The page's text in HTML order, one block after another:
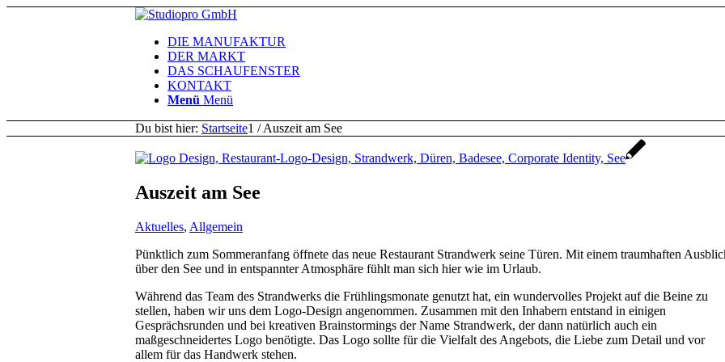
DIE MANUFAKTUR
DER MARKT
DAS SCHAUFENSTER
KONTAKT
Menü Menü
Du bist hier: Startseite1 / Auszeit am See
Auszeit am See
Aktuelles, Allgemein
Pünktlich zum Sommeranfang öffnete das neue Restaurant Strandwerk seine Türen. Mit einem traumhaften
über den See und in entspannter Atmosphäre fühlt man sich hier wie im Urlaub.
Während das Team des Strandwerks die Frühlingsmonate genutzt hat, ein wundervolles Projekt auf die Beine zu
stellen, haben wir uns dem Logo-Design angenommen. Zusammen mit den Inhabern entstand in einigen
Gesprächsrunden und bei kreativen Brainstormings der Name Strandwerk, der dann natürlich auch ein
maßgeschneidertes Logo benötigte. Das Logo sollte für die Vielfalt des Angebots, die Liebe zum Detail und vor
allem für das Handwerk stehen.